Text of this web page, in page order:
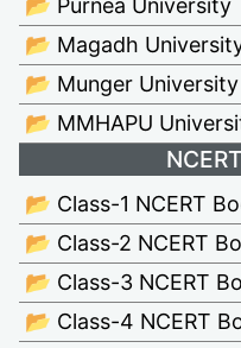
📂 Purnea University
📂 Magadh
📂 Munger University
📂 MMHAPU
📂 Class-1 NCERT
📂 Class-2 NCERT
📂 Class-3 NCERT
📂 Class-4 NCERT